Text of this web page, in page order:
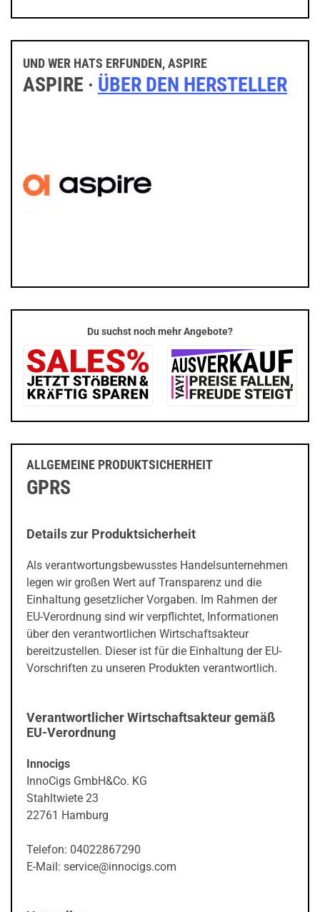
UND WER HATS ERFUNDEN, ASPIRE
ASPIRE · ÜBER DEN HERSTELLER
Du suchst noch mehr Angebote?
ALLGEMEINE PRODUKTSICHERHEIT
GPRS
Details zur Produktsicherheit
Als verantwortungsbewusstes Handelsunternehmen
legen wir großen Wert auf Transparenz und die
Einhaltung gesetzlicher Vorgaben. Im Rahmen der
EU-Verordnung sind wir verpflichtet, Informationen
über den verantwortlichen Wirtschaftsakteur
bereitzustellen. Dieser ist für die Einhaltung der EU-
Vorschriften zu unseren Produkten verantwortlich.
Verantwortlicher Wirtschaftsakteur gemäß
EU-Verordnung
Innocigs
InnoCigs GmbH&Co. KG
Stahltwiete 23
22761 Hamburg
Telefon: 04022867290
E-Mail: service@innocigs.com